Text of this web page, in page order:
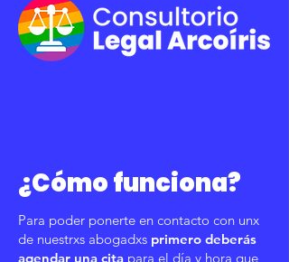
¿Cómo funciona?
Para poder ponerte en contacto con unx
de nuestrxs abogadxs primero deberás
agendar una cita para el día y hora que